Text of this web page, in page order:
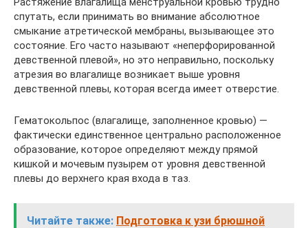
спутать, если принимать во внимание абсолютное
смыкание атретической мембраны, вызывающее это
состояние. Его часто называют «неперфорированной
девственной плевой», но это неправильно, поскольку
атрезия во влагалище возникает выше уровня
девственной плевы, которая всегда имеет отверстие.
Гематокольпос (влагалище, заполненное кровью) —
фактически единственное центрально расположенное
образование, которое определяют между прямой
кишкой и мочевым пузырем от уровня девственной
плевы до верхнего края входа в таз.
Читайте также: Подготовка к узи брюшной